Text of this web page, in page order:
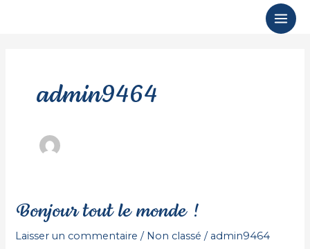
admin9464
Bonjour tout le monde !
Laisser un commentaire / Non classé / admin9464
Bonjour
le